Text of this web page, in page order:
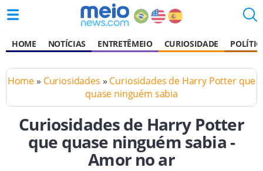
HOME NOTÍCIAS ENTRETÊMEIO CURIOSIDADE
Home» Curiosidades » Curiosidades de Harry Potter que
quase ninguém sabia
Curiosidades de Harry Potter
que quase ninguém sabia -
Amor no ar